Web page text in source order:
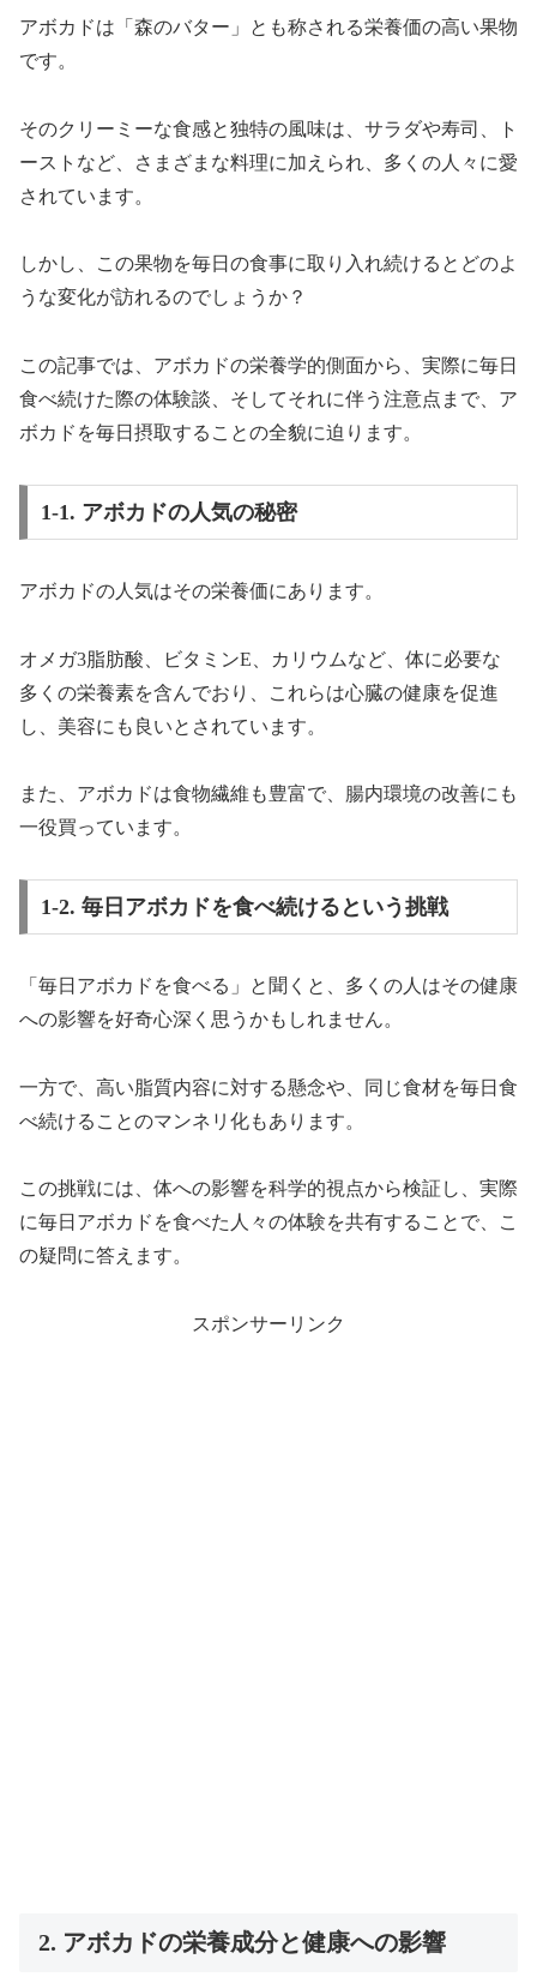
アボカドは「森のバター」とも称される栄養価の高い果物
です。
そのクリーミーな食感と独特の風味は、サラダや寿司、ト
ーストなど、さまざまな料理に加えられ、多くの人々に愛
されています。
しかし、この果物を毎日の食事に取り入れ続けるとどのよ
うな変化が訪れるのでしょうか？
この記事では、アボカドの栄養学的側面から、実際に毎日
食べ続けた際の体験談、そしてそれに伴う注意点まで、ア
ボカドを毎日摂取することの全貌に迫ります。
1-1. アボカドの人気の秘密
アボカドの人気はその栄養価にあります。
オメガ3脂肪酸、ビタミンE、カリウムなど、体に必要な
多くの栄養素を含んでおり、これらは心臓の健康を促進
し、美容にも良いとされています。
また、アボカドは食物繊維も豊富で、腸内環境の改善にも
一役買っています。
1-2. 毎日アボカドを食べ続けるという挑戦
「毎日アボカドを食べる」と聞くと、多くの人はその健康
への影響を好奇心深く思うかもしれません。
一方で、高い脂質内容に対する懸念や、同じ食材を毎日食
べ続けることのマンネリ化もあります。
この挑戦には、体への影響を科学的視点から検証し、実際
に毎日アボカドを食べた人々の体験を共有することで、こ
の疑問に答えます。
スポンサーリンク
2. アボカドの栄養成分と健康への影響